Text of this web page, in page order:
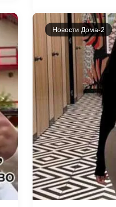
Новости Дома-2